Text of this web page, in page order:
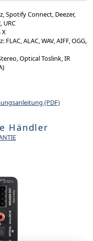
Spotify Connect, Deezer,
URC
X
ALAC, WAV, AIFF, OGG,
Optical Toslink, IR
(PDF)
Händler